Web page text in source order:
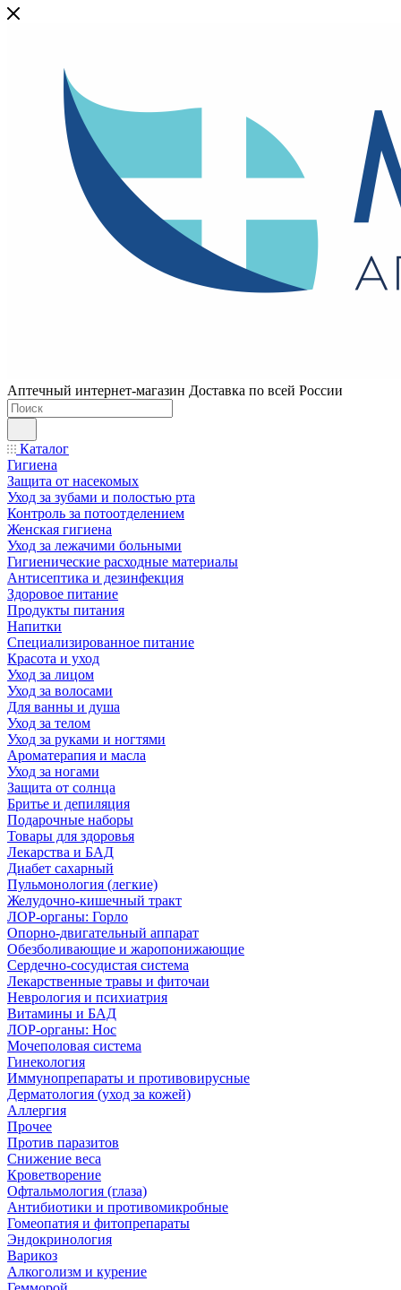
Аптечный интернет-магазин Доставка по всей России
Каталог
Гигиена
Защита от насекомых
Уход за зубами и полостью рта
Контроль за потоотделением
Женская гигиена
Уход за лежачими больными
Гигиенические расходные материалы
Антисептика и дезинфекция
Здоровое питание
Продукты питания
Напитки
Специализированное питание
Красота и уход
Уход за лицом
Уход за волосами
Для ванны и душа
Уход за телом
Уход за руками и ногтями
Ароматерапия и масла
Уход за ногами
Защита от солнца
Бритье и депиляция
Подарочные наборы
Товары для здоровья
Лекарства и БАД
Диабет сахарный
Пульмонология (легкие)
Желудочно-кишечный тракт
ЛОР-органы: Горло
Опорно-двигательный аппарат
Обезболивающие и жаропонижающие
Сердечно-сосудистая система
Лекарственные травы и фиточаи
Неврология и психиатрия
Витамины и БАД
ЛОР-органы: Нос
Мочеполовая система
Гинекология
Иммунопрепараты и противовирусные
Дерматология (уход за кожей)
Аллергия
Прочее
Против паразитов
Снижение веса
Кроветворение
Офтальмология (глаза)
Антибиотики и противомикробные
Гомеопатия и фитопрепараты
Эндокринология
Варикоз
Алкоголизм и курение